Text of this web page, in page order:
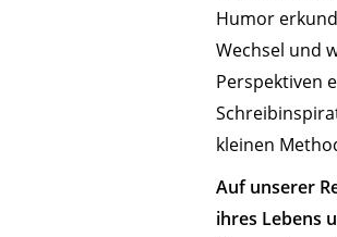
Humor
Wechsel und
Perspektiven
kleinen
Auf unserer
ihres Lebens